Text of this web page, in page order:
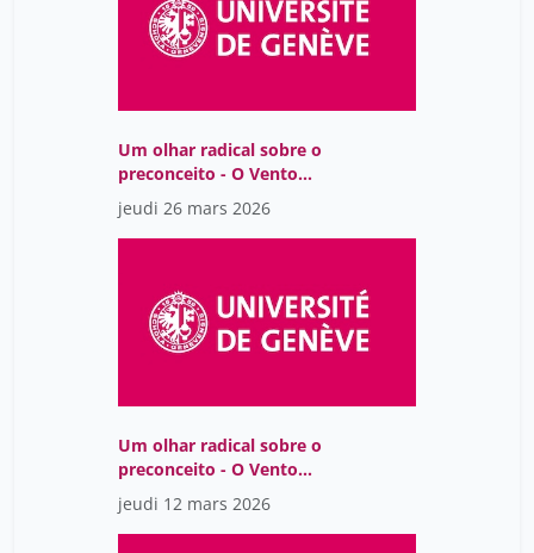
Um olhar radical sobre o
preconceito - O Vento
Assobiando nas Gruas,
de Lídia Jorge
jeudi 26 mars 2026
Um olhar radical sobre o
preconceito - O Vento
Assobiando nas Gruas,
de Lídia Jorge
jeudi 12 mars 2026